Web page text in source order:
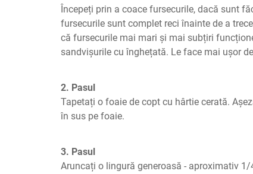
Începeți prin a coace fursecurile, dacă sunt
fursecurile sunt complet reci înainte de a
că fursecurile mai mari și mai subțiri
sandvișurile cu înghețată. Le face mai ușor
2. Pasul
Tapetați o foaie de copt cu hârtie cerată.
în sus pe foaie.
3. Pasul
Aruncați o lingură generoasă - aproximativ